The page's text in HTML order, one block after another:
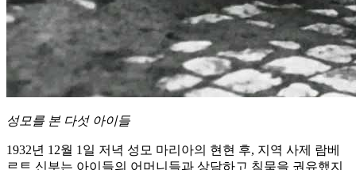
성모를 본 다섯 아이들
1932년 12월 1일 저녁 성모 마리아의 현현 후, 지역 사제 람베
르트 신부는 아이들의 어머니들과 상담하고 침묵을 권유했지